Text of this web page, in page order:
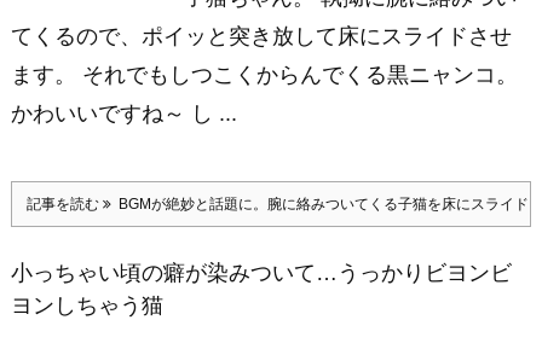
てくるので、ポイッと突き放して床にスライドさせ
ます。 それでもしつこくからんでくる黒ニャンコ。
かわいいですね～ し ...
記事を読む BGMが絶妙と話題に。腕に絡みついてくる子猫を床にスライド
小っちゃい頃の癖が染みついて…うっかりビヨンビ
ヨンしちゃう猫